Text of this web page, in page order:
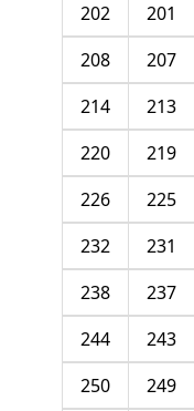
201
202
207
208
213
214
219
220
225
226
231
232
237
238
243
244
249
250